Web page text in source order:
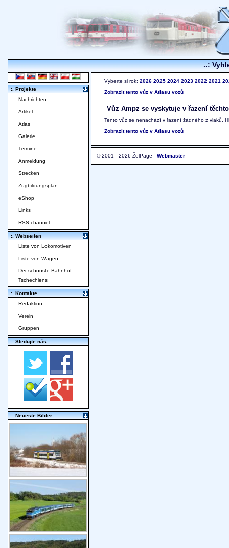
..:
Vyberte si rok: 2026 2025 2024 2023 2022 2021
Zobrazit tento vůz v Atlasu vozů
Vůz Ampz se vyskytuje v řazení
Tento vůz se nenachází v řazení žádného z vlaků.
Zobrazit tento vůz v Atlasu vozů
© 2001 - 2026 ŽelPage - Webmaster
:. Projekte
Nachrichten
Artikel
Atlas
Galerie
Termine
Anmeldung
Strecken
Zugbildungsplan
eShop
Links
RSS channel
:. Webseiten
Liste von Lokomotiven
Liste von Wagen
Der schönste Bahnhof
Tschechiens
:. Kontakte
Redaktion
Verein
Gruppen
:. Sledujte nás
:. Neueste Bilder